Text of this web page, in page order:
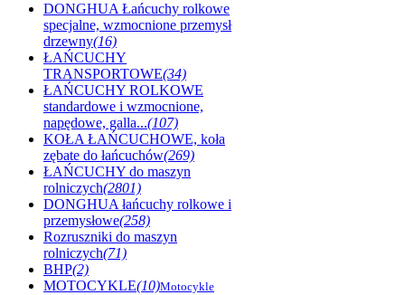
DONGHUA Łańcuchy rolkowe
specjalne, wzmocnione przemysł
drzewny(16)
ŁAŃCUCHY
TRANSPORTOWE(34)
ŁAŃCUCHY ROLKOWE
standardowe i wzmocnione,
napędowe, galla...(107)
KOŁA ŁAŃCUCHOWE, koła
zębate do łańcuchów(269)
ŁAŃCUCHY do maszyn
rolniczych(2801)
DONGHUA łańcuchy rolkowe i
przemysłowe(258)
Rozruszniki do maszyn
rolniczych(71)
BHP(2)
MOTOCYKLE(10)Motocykle